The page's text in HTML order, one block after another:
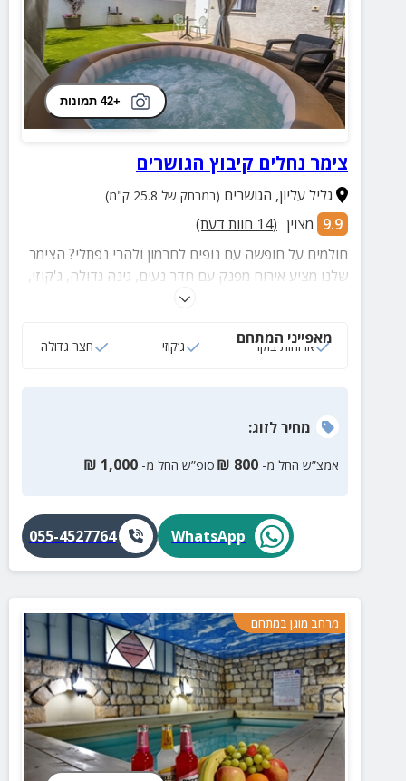
+42 תמונות
צימר נחלים קיבוץ הגושרים
גליל עליון, הגושרים (במרחק של 25.8 ק"מ)
9.9 מצוין (
14 חוות דעת)
חולמים על חופשה עם נופים לחרמון ולהרי נפתלי? הצימר
שלנו מציע אירוח מפנק עם חדר נעים, גינה גדולה, ג'קוזי,
פינות ישיבה ומתקנים לילדים – מושלם לזוגות ולמשפחות.
בחוויות, שקט ונוף מרהיב!
מאפייני המתחם
ארוחות בוקר ג‘קוזי חצר גדולה
מחירלזוג:
אמצ”ש החל מ- 800
₪ סופ”ש החל מ- 1,000
₪
WhatsApp
055-4527764
מרחב מוגן במתחם